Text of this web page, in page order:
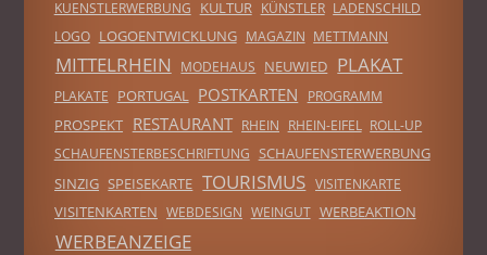
KUENSTLERWERBUNG KULTUR KÜNSTLER LADENSCHILD
LOGO
LOGOENTWICKLUNG MAGAZIN METTMANN
MITTELRHEIN MODEHAUS NEUWIED PLAKAT
PLAKATE PORTUGAL POSTKARTEN PROGRAMM
PROSPEKT RESTAURANT RHEIN RHEIN-EIFEL ROLL-UP
SCHAUFENSTERBESCHRIFTUNG SCHAUFENSTERWERBUNG
SINZIG SPEISEKARTE TOURISMUS VISITENKARTE
VISITENKARTEN WEBDESIGN WEINGUT WERBEAKTION
WERBEANZEIGE